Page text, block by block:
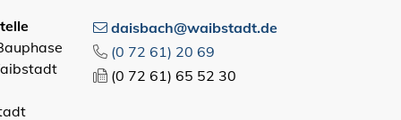
daisbach@waibstadt.de
(0 72 61) 20 69
(0 72 61) 65 52 30